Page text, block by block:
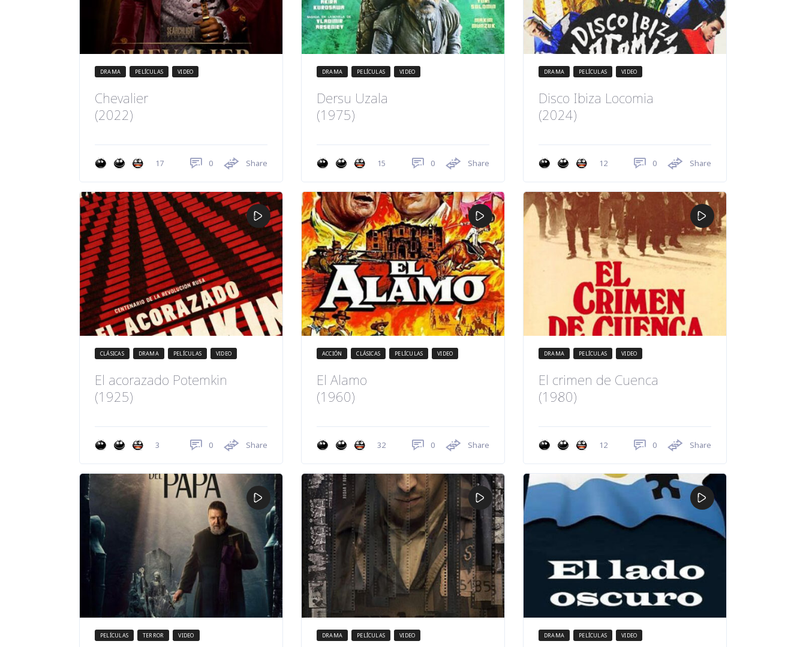
DRAMA PELÍCULAS VIDEO
Chevalier
(2022)
17 0 Share
DRAMA PELÍCULAS VIDEO
Dersu Uzala
(1975)
15 0 Share
DRAMA PELÍCULAS VIDEO
Disco Ibiza Locomia
(2024)
12 0 Share
CLÁSICAS DRAMA PELÍCULAS VIDEO
El acorazado Potemkin
(1925)
3 0 Share
ACCIÓN CLÁSICAS PELÍCULAS VIDEO
El Alamo
(1960)
32 0 Share
DRAMA PELÍCULAS VIDEO
El crimen de Cuenca
(1980)
12 0 Share
PELÍCULAS TERROR VIDEO DRAMA PELÍCULAS VIDEO DRAMA PELÍCULAS VIDEO